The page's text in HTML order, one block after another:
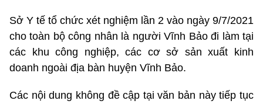
Sở Y tế tổ chức xét nghiệm lần 2 vào ngày 9/7/2021
cho toàn bộ công nhân là người Vĩnh Bảo đi làm tại
các khu công nghiệp, các cơ sở sản xuất kinh
doanh ngoài địa bàn huyện Vĩnh Bảo.
Các nội dung không đề cập tại văn bản này tiếp tục